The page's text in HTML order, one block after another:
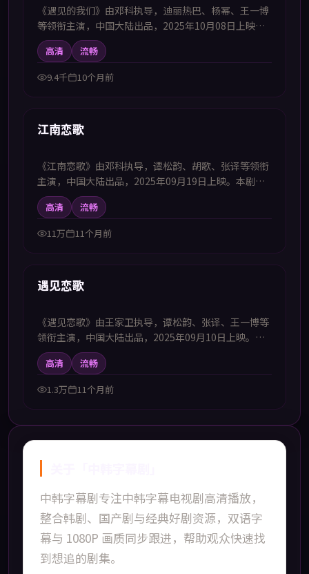
《遇见的我们》由邓科执导，迪丽热巴、杨幂、王一博
等领衔主演，中国大陆出品，2025年10月08日上映。
本剧集提供中韩双语字幕，支持1080P高清播放，属犯
罪题材，在法理与情感之间展开艰难抉择，适合喜欢中
韩字幕电视剧高清播放的观众追看。
高清
流畅
9.4千
10个月前
新上
江南恋歌
《江南恋歌》由邓科执导，谭松韵、胡歌、张译等领衔
主演，中国大陆出品，2025年09月19日上映。本剧集
提供中韩双语字幕，支持1080P高清播放，属惊悚题
材，在密闭环境中展开心理与生存的双重考验，适合喜
欢中韩字幕电视剧高清播放的观众追看。
高清
流畅
11万
11个月前
新上
遇见恋歌
《遇见恋歌》由王家卫执导，谭松韵、张译、王一博等
领衔主演，中国大陆出品，2025年09月10日上映。本
影片提供中韩双语字幕，支持1080P高清播放，属犯罪
题材，以案件调查为线索还原复杂的社会网络，适合喜
欢中韩字幕电视剧高清播放的观众追看。
高清
流畅
1.3万
11个月前
中韩字幕剧专注中韩字幕电视剧高清播放，
整合韩剧、国产剧与经典好剧资源，双语字
幕与 1080P 画质同步跟进，帮助观众快速找
到想追的剧集。